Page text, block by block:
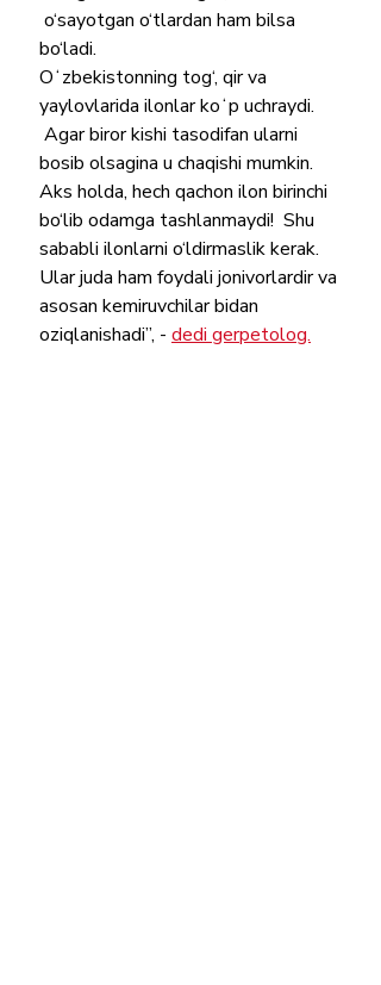
o‘sayotgan o‘tlardan ham bilsa
bo‘ladi.
Oʻzbekistonning tog‘, qir va
yaylovlarida ilonlar koʻp uchraydi.
Agar biror kishi tasodifan ularni
bosib olsagina u chaqishi mumkin.
Aks holda, hech qachon ilon birinchi
bo‘lib odamga tashlanmaydi!  Shu
sababli ilonlarni o‘ldirmaslik kerak.
Ular juda ham foydali jonivorlardir va
asosan kemiruvchilar bidan
oziqlanishadi”, - dedi gerpetolog.